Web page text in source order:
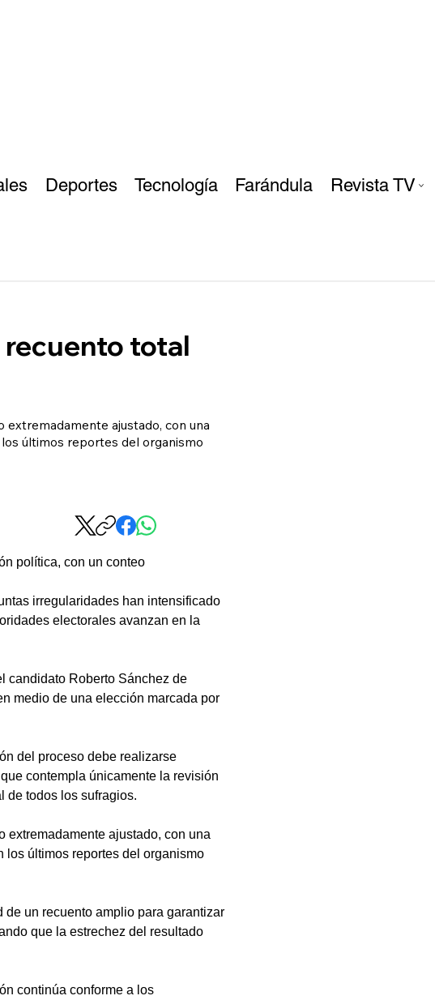
Deportes Tecnología Farándula Revista TV
total
ajustado, con una
últimos reportes del organismo
política, con un conteo
irregularidades han intensificado
electorales avanzan en la
candidato Roberto Sánchez de
medio de una elección marcada por
del proceso debe realizarse
contempla únicamente la revisión
de todos los sufragios.
extremadamente ajustado, con una
los últimos reportes del organismo
un recuento amplio para garantizar
que la estrechez del resultado
continúa conforme a los